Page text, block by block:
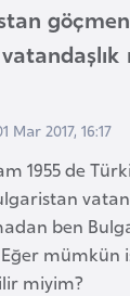
Mar 2017, 16:17
1955 de
ben
mümkün
miyim?